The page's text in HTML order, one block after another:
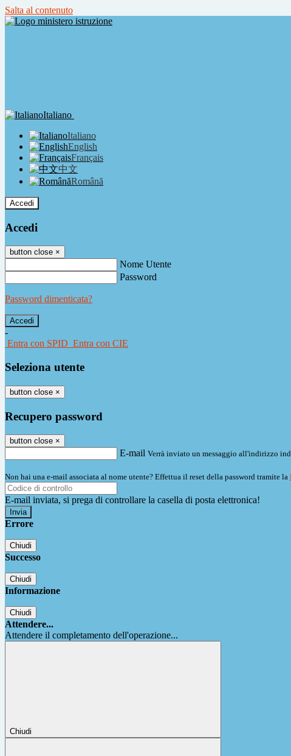
Salta al contenuto
Italiano
Italiano
English
Français
中文
Română
Accedi
Accedi
button close ×
Nome Utente
Password
Password dimenticata?
-
Entra con SPID Entra con CIE
Seleziona utente
button close ×
Recupero password
button close ×
E-mail Verrà inviato un messaggio all'indirizzo
Non hai una e-mail associata al nome utente? Effettua il reset della password tramite la
E-mail inviata, si prega di controllare la casella di posta elettronica!
Errore
Chiudi
Successo
Chiudi
Informazione
Chiudi
Attendere...
Attendere il completamento dell'operazione...
Chiudi